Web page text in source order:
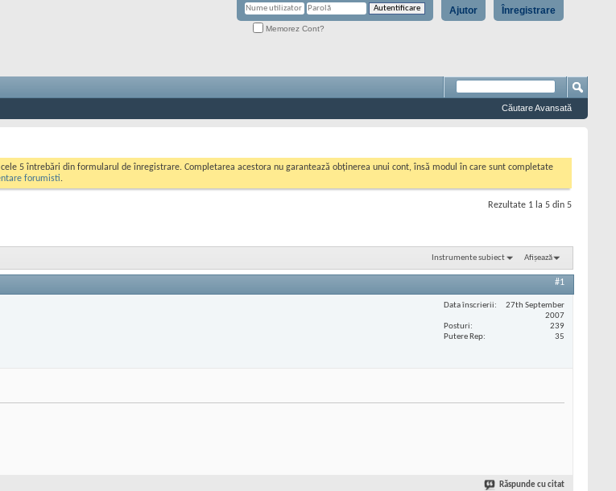
Înregistrare
Ajutor
Memorez Cont?
Căutare Avansată
5 întrebări din formularul de înregistrare. Completarea acestora nu garantează obținerea unui cont, însă modul în care sunt completate
forumisti.
Rezultate 1 la 5 din 5
Instrumente subiect Afișează
#1
Data înscrierii
27th September
2007
Posturi
239
Putere Rep
35
Răspunde cu citat